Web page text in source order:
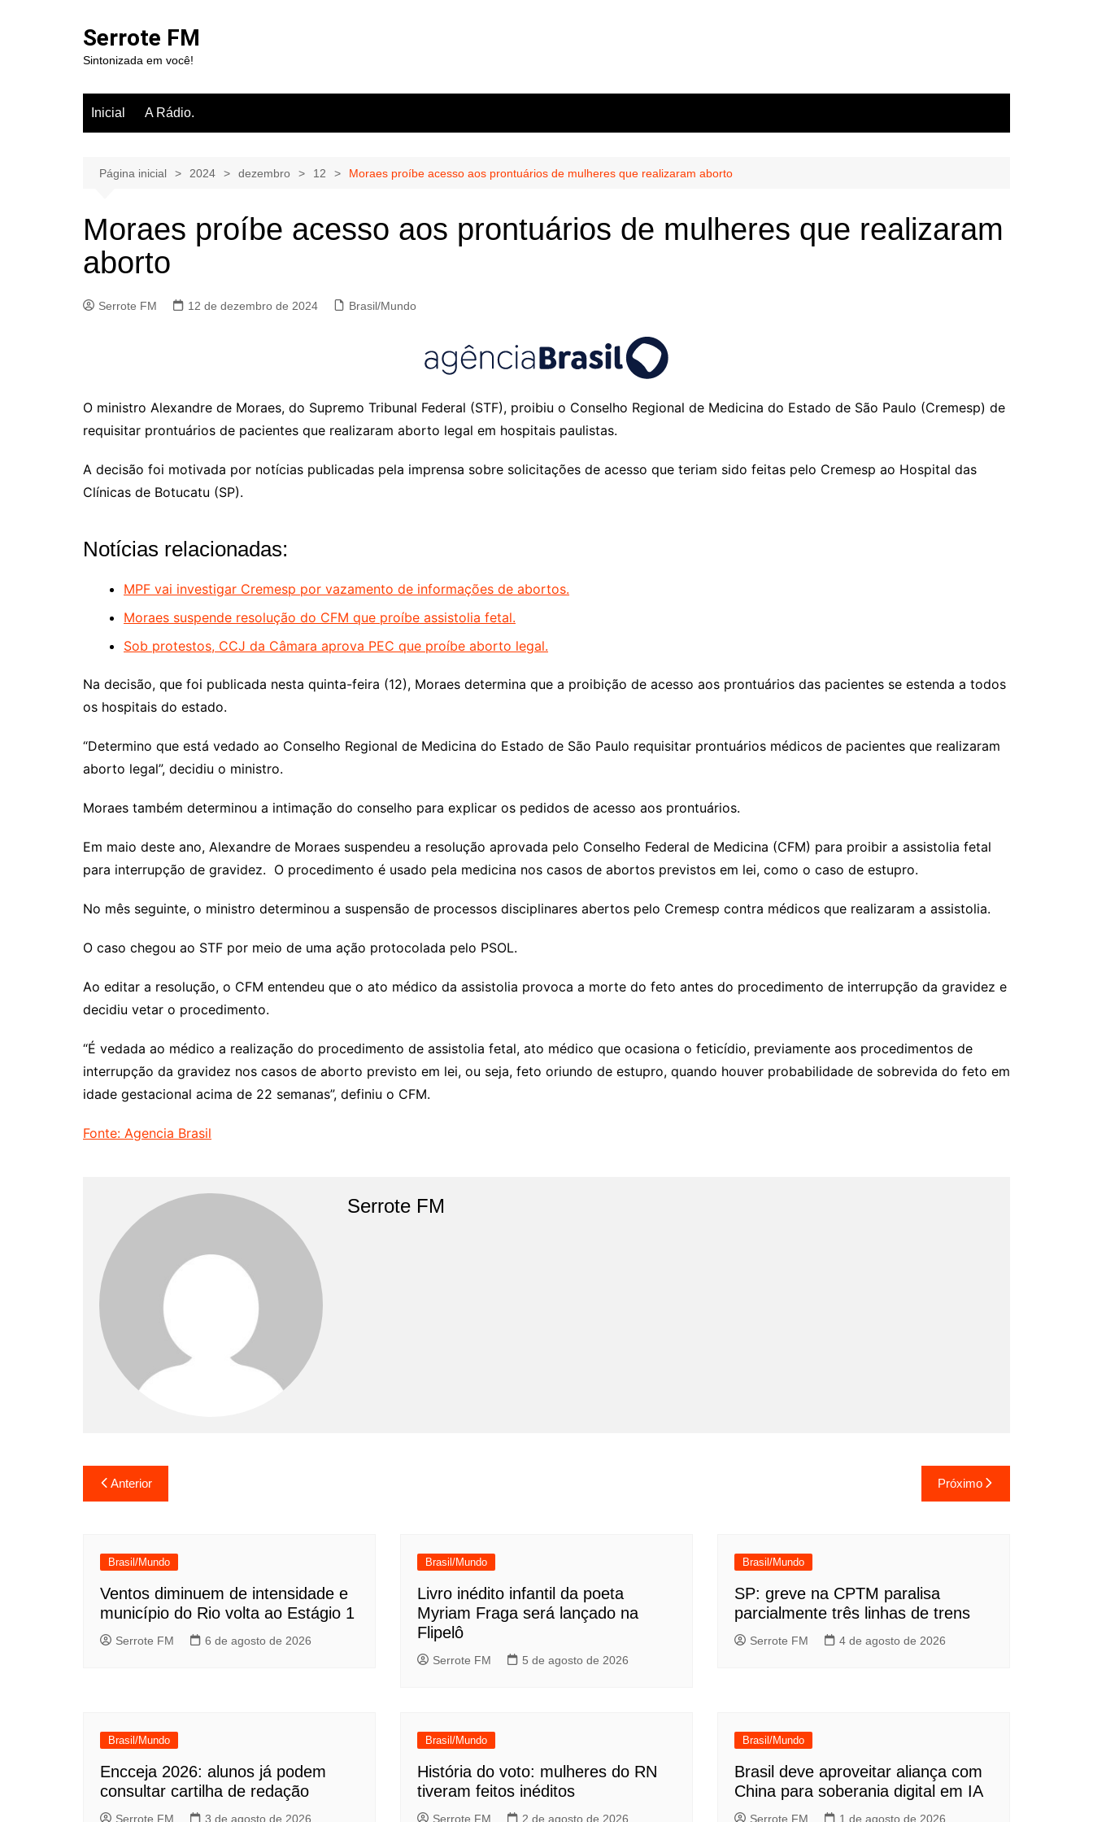
Serrote FM
Sintonizada em você!
Inicial A Rádio.
Página inicial 2024 dezembro 12 Moraes proíbe acesso aos prontuários de mulheres que realizaram aborto
Moraes proíbe acesso aos prontuários de mulheres que realizaram
aborto
Serrote FM 12 de dezembro de 2024 Brasil/Mundo
O ministro Alexandre de Moraes, do Supremo Tribunal Federal (STF), proibiu o Conselho Regional de Medicina do Estado de São Paulo (Cremesp) de
requisitar prontuários de pacientes que realizaram aborto legal em hospitais paulistas.
A decisão foi motivada por notícias publicadas pela imprensa sobre solicitações de acesso que teriam sido feitas pelo Cremesp ao Hospital das
Clínicas de Botucatu (SP).
Notícias relacionadas:
MPF vai investigar Cremesp por vazamento de informações de abortos.
Moraes suspende resolução do CFM que proíbe assistolia fetal.
Sob protestos, CCJ da Câmara aprova PEC que proíbe aborto legal.
Na decisão, que foi publicada nesta quinta-feira (12), Moraes determina que a proibição de acesso aos prontuários das pacientes se estenda a todos
os hospitais do estado.
“Determino que está vedado ao Conselho Regional de Medicina do Estado de São Paulo requisitar prontuários médicos de pacientes que realizaram
aborto legal”, decidiu o ministro.
Moraes também determinou a intimação do conselho para explicar os pedidos de acesso aos prontuários.
Em maio deste ano, Alexandre de Moraes suspendeu a resolução aprovada pelo Conselho Federal de Medicina (CFM) para proibir a assistolia fetal
para interrupção de gravidez. O procedimento é usado pela medicina nos casos de abortos previstos em lei, como o caso de estupro.
No mês seguinte, o ministro determinou a suspensão de processos disciplinares abertos pelo Cremesp contra médicos que realizaram a assistolia.
O caso chegou ao STF por meio de uma ação protocolada pelo PSOL.
Ao editar a resolução, o CFM entendeu que o ato médico da assistolia provoca a morte do feto antes do procedimento de interrupção da gravidez e
decidiu vetar o procedimento.
“É vedada ao médico a realização do procedimento de assistolia fetal, ato médico que ocasiona o feticídio, previamente aos procedimentos de
interrupção da gravidez nos casos de aborto previsto em lei, ou seja, feto oriundo de estupro, quando houver probabilidade de sobrevida do feto em
idade gestacional acima de 22 semanas”, definiu o CFM.
Fonte: Agencia Brasil
Serrote FM
Navegação
de
Anterior Próximo
Brasil/Mundo
Ventos diminuem de intensidade e
município do Rio volta ao Estágio 1
Serrote FM 6 de agosto de 2026
Brasil/Mundo
Livro inédito infantil da poeta
Myriam Fraga será lançado na
Flipelô
Serrote FM 5 de agosto de 2026
Brasil/Mundo
SP: greve na CPTM paralisa
parcialmente três linhas de trens
Serrote FM 4 de agosto de 2026
Brasil/Mundo
Encceja 2026: alunos já podem
consultar cartilha de redação
Serrote FM 3 de agosto de 2026
Brasil/Mundo
História do voto: mulheres do RN
tiveram feitos inéditos
Serrote FM 2 de agosto de 2026
Brasil/Mundo
Brasil deve aproveitar aliança com
China para soberania digital em IA
Serrote FM 1 de agosto de 2026